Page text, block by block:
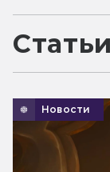
Статьи
Новости